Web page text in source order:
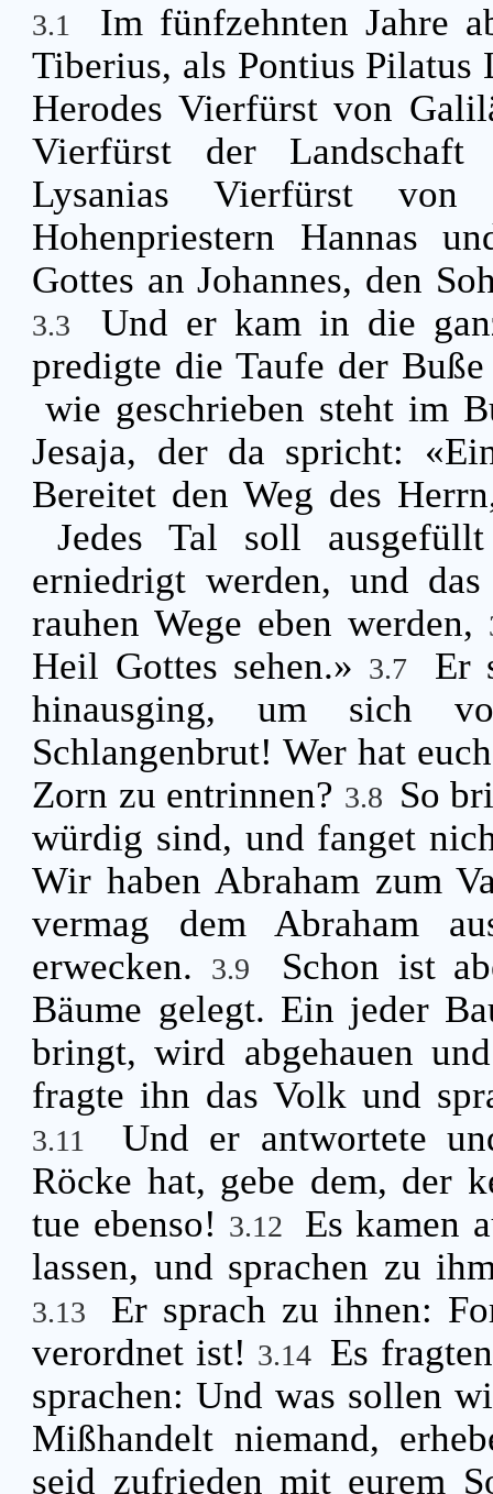
3.1
Im fünfzehnten Jahre
Tiberius, als Pontius Pilatus
Herodes Vierfürst von
Vierfürst der
Lysanias Vierfürst
Hohenpriestern Hannas
Gottes an Johannes, den
3.3
Und er kam in die
predigte die Taufe der
wie geschrieben steht im
Jesaja, der da spricht:
Bereitet den Weg des
Jedes Tal soll
erniedrigt werden, und
rauhen Wege eben werden,
Heil Gottes sehen.» 3.7
Er
hinausging, um sich
Schlangenbrut! Wer hat
Zorn zu entrinnen? 3.8 So
würdig sind, und fanget
Wir haben Abraham zum
vermag dem Abraham
erwecken.
3.9
Schon ist
Bäume gelegt. Ein jeder
bringt, wird abgehauen
fragte ihn das Volk und
3.11
Und er antwortete
Röcke hat, gebe dem, der
tue ebenso! 3.12
Es kamen
lassen, und sprachen zu
3.13
Er sprach zu ihnen:
verordnet ist! 3.14 Es
sprachen: Und was sollen
Mißhandelt niemand,
seid zufrieden mit eurem